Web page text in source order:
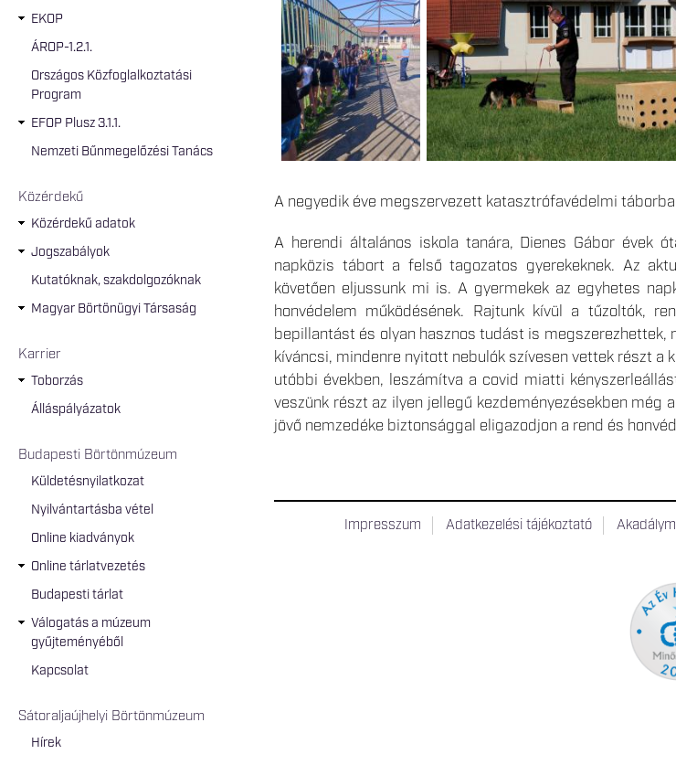
EKOP
ÁROP-1.2.1.
Országos Közfoglalkoztatási
Program
EFOP Plusz 3.1.1.
Nemzeti Bűnmegelőzési Tanács
Közérdekű
Közérdekű adatok
Jogszabályok
Kutatóknak, szakdolgozóknak
Magyar Börtönügyi Társaság
Karrier
Toborzás
Álláspályázatok
Budapesti Börtönmúzeum
Küldetésnyilatkozat
Nyilvántartásba vétel
Online kiadványok
Online tárlatvezetés
Budapesti tárlat
Válogatás a múzeum
gyűjteményéből
Kapcsolat
Sátoraljaújhelyi Börtönmúzeum
Hírek
A negyedik éve megszervezett katasztrófavédelmi
A herendi általános iskola tanára, Dienes Gábor évek
napközis tábort a felső tagozatos gyerekeknek. Az
követően eljussunk mi is. A gyermekek az egyhetes
honvédelem működésének. Rajtunk kívül a tűzoltók,
bepillantást és olyan hasznos tudást is
kíváncsi, mindenre nyitott nebulók szívesen vettek részt
utóbbi években, leszámítva a covid miatti
veszünk részt az ilyen jellegű kezdeményezésekben
jövő nemzedéke biztonsággal eligazodjon a rend és
Impresszum Adatkezelési tájékoztató